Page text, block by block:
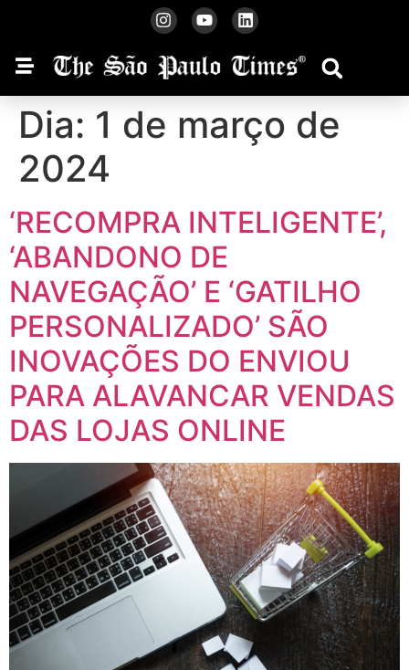
Dia: 1 de março de
2024
‘RECOMPRA INTELIGENTE’,
‘ABANDONO DE
NAVEGAÇÃO’ E ‘GATILHO
PERSONALIZADO’ SÃO
INOVAÇÕES DO ENVIOU
PARA ALAVANCAR VENDAS
DAS LOJAS ONLINE